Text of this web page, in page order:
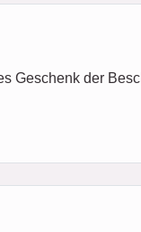
Geschenk der